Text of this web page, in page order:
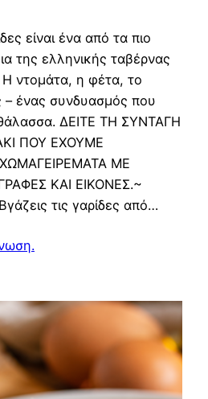
είναι ένα από τα πιο
της ελληνικής ταβέρνας
Η ντομάτα, η φέτα, το
– ένας συνδυασμός που
θάλασσα. ΔΕΙΤΕ ΤΗ ΣΥΝΤΑΓΗ
ΠΟΥ ΕΧΟΥΜΕ
ΜΕ
ΚΑΙ ΕΙΚΟΝΕΣ.~
τις γαρίδες από…